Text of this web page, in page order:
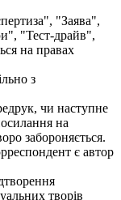
"Заява",
"Тест-драйв",
на правах
з
чи наступне
на
забороняється.
є автор
творів